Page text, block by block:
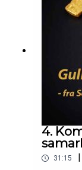
4.
31:15